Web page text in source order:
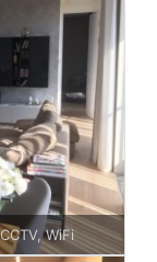
WiFi